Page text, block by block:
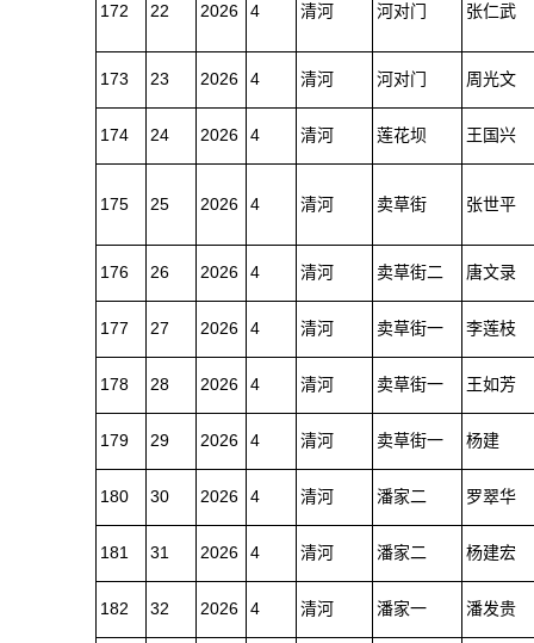
172 22 2026 4 清河 河对门 张仁武
173 23 2026 4 清河 河对门 周光文
174 24 2026 4 清河 莲花坝 王国兴
175 25 2026 4 清河 卖草街 张世平
176 26 2026 4 清河 卖草街二 唐文录
177 27 2026 4 清河 卖草街一 李莲枝
178 28 2026 4 清河 卖草街一 王如芳
179 29 2026 4 清河 卖草街一 杨建
180 30 2026 4 清河 潘家二 罗翠华
181 31 2026 4 清河 潘家二 杨建宏
182 32 2026 4 清河 潘家一 潘发贵